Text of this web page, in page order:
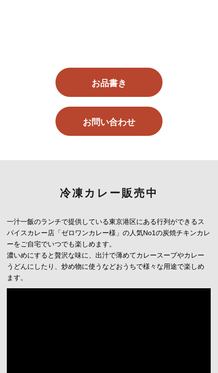
お品書き
お問い合わせ
冷凍カレー販売中
一汁一飯のランチで提供している東京港区にある行列ができるス
パイスカレー店「ゼロワンカレー様」の人気No1の炭焼チキンカレ
ーをご自宅でいつでも楽しめます。
濃いめにすると贅沢な味に、出汁で薄めてカレースープやカレー
うどんにしたり、炒め物に使うなどおうちで様々な用途で楽しめ
ます。